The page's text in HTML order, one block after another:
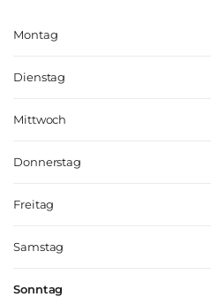
Montag
Dienstag
Mittwoch
Donnerstag
Freitag
Samstag
Sonntag